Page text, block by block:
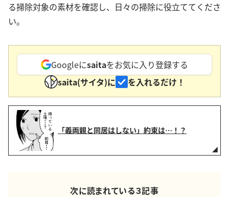
る掃除対象の素材を確認し、日々の掃除に役立ててくださ
い。
Googleにsaitaをお気に入り登録する
saita(サイタ)に
を入れるだけ！
「義両親と同居はしない」約束は…！？
次に読まれている３記事